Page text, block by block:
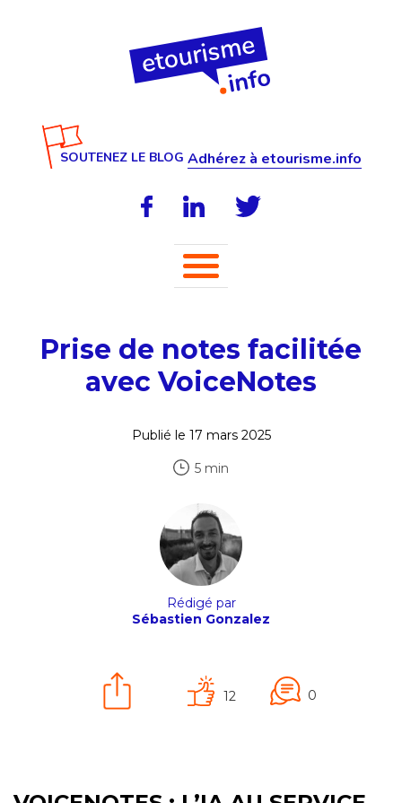
SOUTENEZ LE BLOG Adhérez à etourisme.info
Prise de notes facilitée
avec VoiceNotes
Publié le 17 mars 2025
5 min
Rédigé par
Sébastien Gonzalez
12 0